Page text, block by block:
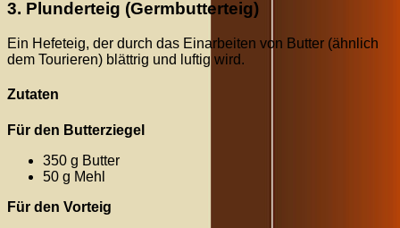
3. Plunderteig (Germbutterteig)
Ein Hefeteig, der durch das Einarbeiten von Butter (ähnlich
dem Tourieren) blättrig und luftig wird.
Zutaten
Für den Butterziegel
350 g Butter
50 g Mehl
Für den Vorteig